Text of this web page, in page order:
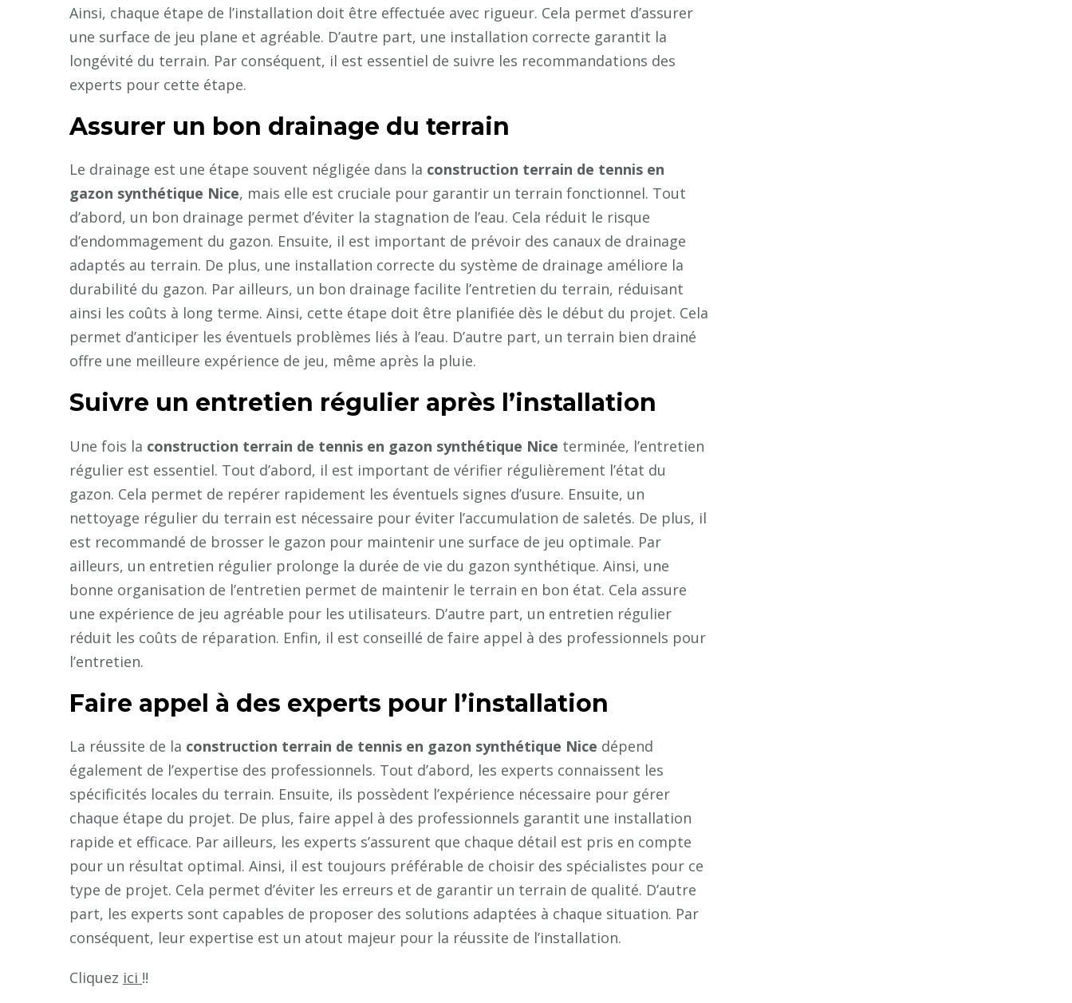
Ainsi, chaque étape de l’installation doit être effectuée avec rigueur. Cela permet d’assurer
une surface de jeu plane et agréable. D’autre part, une installation correcte garantit la
longévité du terrain. Par conséquent, il est essentiel de suivre les recommandations des
experts pour cette étape.
Assurer un bon drainage du terrain
Le drainage est une étape souvent négligée dans la construction terrain de tennis en
gazon synthétique Nice, mais elle est cruciale pour garantir un terrain fonctionnel. Tout
d’abord, un bon drainage permet d’éviter la stagnation de l’eau. Cela réduit le risque
d’endommagement du gazon. Ensuite, il est important de prévoir des canaux de drainage
adaptés au terrain. De plus, une installation correcte du système de drainage améliore la
durabilité du gazon. Par ailleurs, un bon drainage facilite l’entretien du terrain, réduisant
ainsi les coûts à long terme. Ainsi, cette étape doit être planifiée dès le début du projet. Cela
permet d’anticiper les éventuels problèmes liés à l’eau. D’autre part, un terrain bien drainé
offre une meilleure expérience de jeu, même après la pluie.
Suivre un entretien régulier après l’installation
Une fois la construction terrain de tennis en gazon synthétique Nice terminée, l’entretien
régulier est essentiel. Tout d’abord, il est important de vérifier régulièrement l’état du
gazon. Cela permet de repérer rapidement les éventuels signes d’usure. Ensuite, un
nettoyage régulier du terrain est nécessaire pour éviter l’accumulation de saletés. De plus, il
est recommandé de brosser le gazon pour maintenir une surface de jeu optimale. Par
ailleurs, un entretien régulier prolonge la durée de vie du gazon synthétique. Ainsi, une
bonne organisation de l’entretien permet de maintenir le terrain en bon état. Cela assure
une expérience de jeu agréable pour les utilisateurs. D’autre part, un entretien régulier
réduit les coûts de réparation. Enfin, il est conseillé de faire appel à des professionnels pour
l’entretien.
Faire appel à des experts pour l’installation
La réussite de la construction terrain de tennis en gazon synthétique Nice dépend
également de l’expertise des professionnels. Tout d’abord, les experts connaissent les
spécificités locales du terrain. Ensuite, ils possèdent l’expérience nécessaire pour gérer
chaque étape du projet. De plus, faire appel à des professionnels garantit une installation
rapide et efficace. Par ailleurs, les experts s’assurent que chaque détail est pris en compte
pour un résultat optimal. Ainsi, il est toujours préférable de choisir des spécialistes pour ce
type de projet. Cela permet d’éviter les erreurs et de garantir un terrain de qualité. D’autre
part, les experts sont capables de proposer des solutions adaptées à chaque situation. Par
conséquent, leur expertise est un atout majeur pour la réussite de l’installation.
Cliquez ici !!